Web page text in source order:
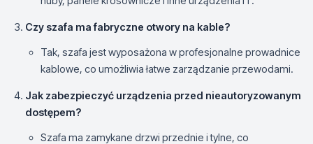
Czy szafa ma fabryczne otwory na kable?
Tak, szafa jest wyposażona w profesjonalne prowadnice
kablowe, co umożliwia łatwe zarządzanie przewodami.
Jak zabezpieczyć urządzenia przed nieautoryzowanym
dostępem?
Szafa ma zamykane drzwi przednie i tylne, co